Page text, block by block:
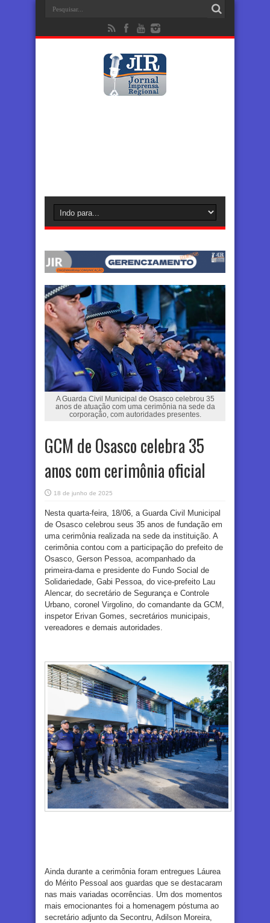
A Guarda Civil Municipal de Osasco celebrou 35
anos de atuação com uma cerimônia na sede da
corporação, com autoridades presentes.
GCM de Osasco celebra 35
anos com cerimônia oficial
18 de junho de 2025
Nesta quarta-feira, 18/06, a Guarda Civil Municipal
de Osasco celebrou seus 35 anos de fundação em
uma cerimônia realizada na sede da instituição. A
cerimônia contou com a participação do prefeito de
Osasco, Gerson Pessoa, acompanhado da
primeira-dama e presidente do Fundo Social de
Solidariedade, Gabi Pessoa, do vice-prefeito Lau
Alencar, do secretário de Segurança e Controle
Urbano, coronel Virgolino, do comandante da GCM,
inspetor Erivan Gomes, secretários municipais,
vereadores e demais autoridades.
Ainda durante a cerimônia foram entregues Láurea
do Mérito Pessoal aos guardas que se destacaram
nas mais variadas ocorrências. Um dos momentos
mais emocionantes foi a homenagem póstuma ao
secretário adjunto da Secontru, Adilson Moreira,